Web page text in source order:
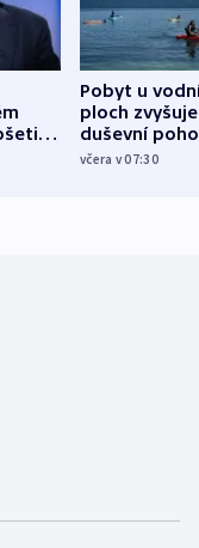
Pobyt u
ploch zvyšuje
duševní
ukázala
včera v 07:30